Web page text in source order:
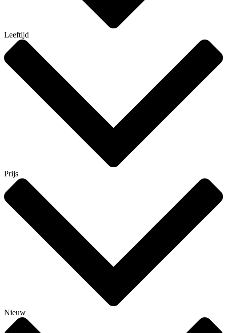
Leeftijd
Prijs
Nieuw